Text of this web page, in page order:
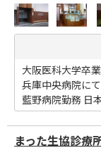
大阪医科大学卒
兵庫中央病院に
藍野病院勤務 日
まった生協診療